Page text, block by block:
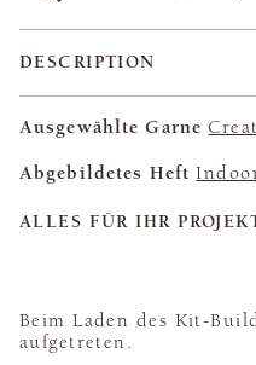
DESCRIPTION
Ausgewählte Garne
Abgebildetes Heft
ALLES FÜR IHR
Beim Laden des Kit-
aufgetreten.